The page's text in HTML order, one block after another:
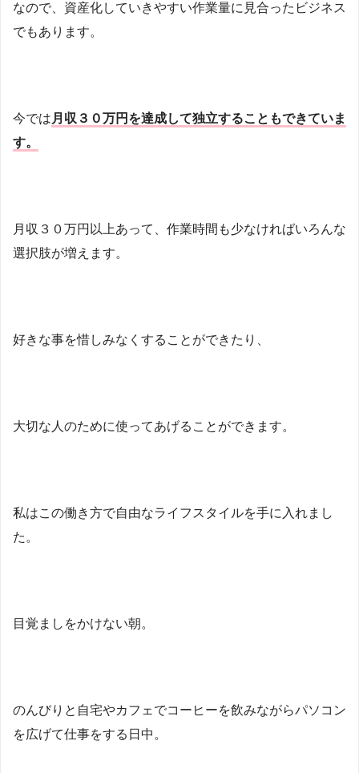
なので、資産化していきやすい作業量に見合ったビジネス
でもあります。
今では月収３０万円を達成して独立することもできていま
す。
月収３０万円以上あって、作業時間も少なければいろんな
選択肢が増えます。
好きな事を惜しみなくすることができたり、
大切な人のために使ってあげることができます。
私はこの働き方で自由なライフスタイルを手に入れまし
た。
目覚ましをかけない朝。
のんびりと自宅やカフェでコーヒーを飲みながらパソコン
を広げて仕事をする日中。